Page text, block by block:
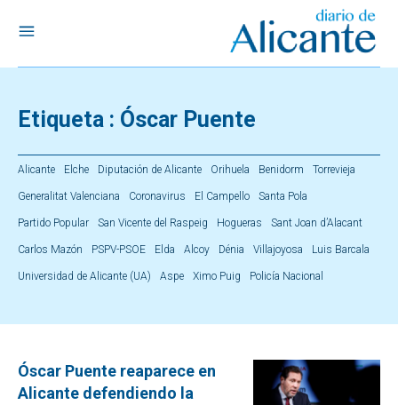
Etiqueta : Óscar Puente
Alicante Elche Diputación de Alicante Orihuela Benidorm Torrevieja
Generalitat Valenciana Coronavirus El Campello Santa Pola
Partido Popular San Vicente del Raspeig Hogueras Sant Joan d’Alacant
Carlos Mazón PSPV-PSOE Elda Alcoy Dénia Villajoyosa Luis Barcala
Universidad de Alicante (UA) Aspe Ximo Puig Policía Nacional
Óscar Puente reaparece en
Alicante defendiendo la